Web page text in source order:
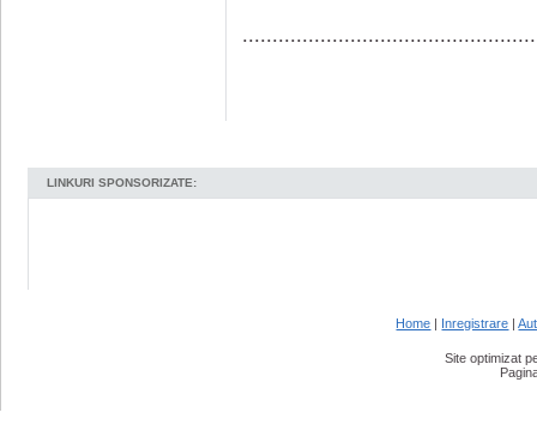
LINKURI SPONSORIZATE:
Home | Inregistrare |
Site optimizat